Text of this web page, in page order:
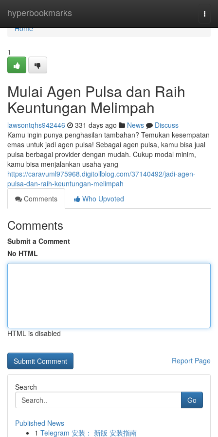
hyperbookmarks
Home
Home
1
Mulai Agen Pulsa dan Raih
Keuntungan Melimpah
lawsontqhs942446 331 days ago News
Discuss
Kamu ingin punya penghasilan tambahan? Temukan kesempatan
emas untuk jadi agen pulsa! Sebagai agen pulsa, kamu bisa jual
pulsa berbagai provider dengan mudah. Cukup modal minim,
kamu bisa menjalankan usaha yang
https://caravuml975968.digitollblog.com/37140492/jadi-agen-
pulsa-dan-raih-keuntungan-melimpah
Comments
Who Upvoted
Comments
Submit a Comment
No HTML
HTML is disabled
Report Page
Search
Go
Published News
1 Telegram 安装： 新版 安装指南